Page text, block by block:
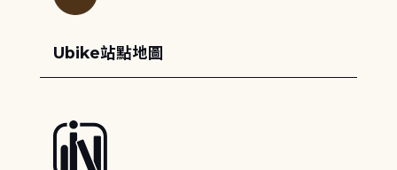
Ubike站點地圖